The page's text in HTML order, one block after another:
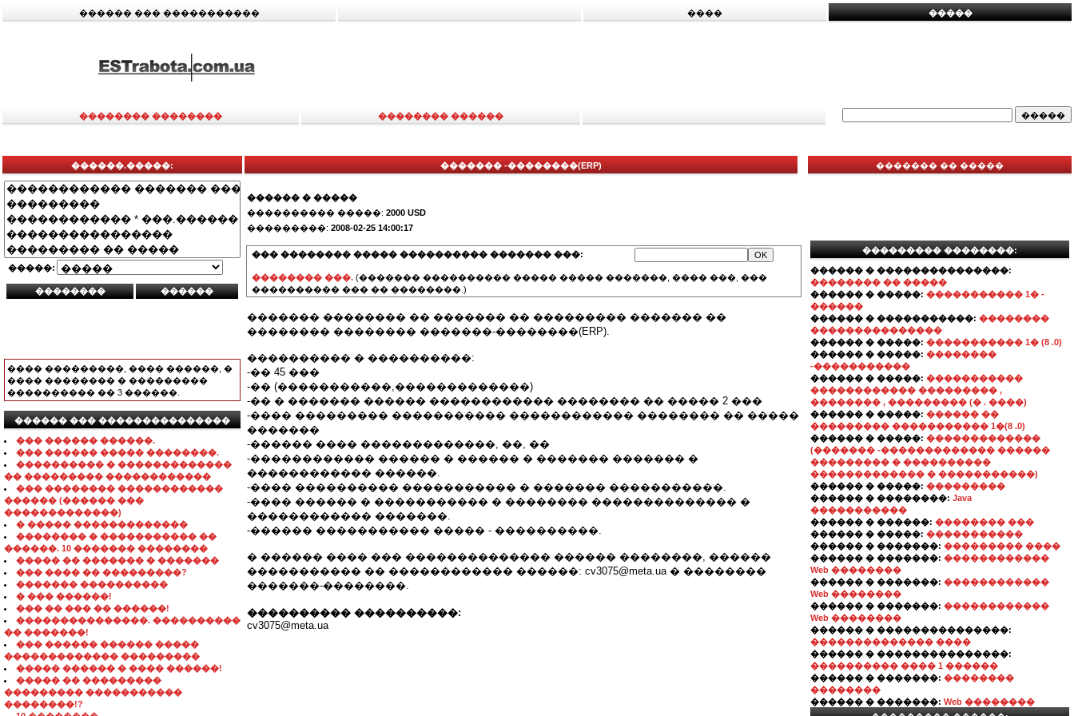
������ ��� ����������� ���� �����
�������� �������� �������� ������
������.�����:
�����:
���� ���������, ���� ������, �
���� �������� � ���������
���������� �� 3 ������.
������ ��� ���������������
��� ������ ������.
��� ������ ����� ��������.
���������� � �������������
�� ��������� ������������
��� �������� ������������
������ (������ ���
�������������)
� ����� �������������
�������� � ����������� ��
������. 10 ������� ��������
����� �� ������� � �������
��� ���� �� ���������?
������� ����������
� ��� ������!
��� �� ��� �� ������!
���������������. ����������
�� �������!
��� ������ ������ �����
������������� ���������
����� ������ � ���� ������!
����� �� ���������
��������� �����������
��������!?
������� -��������(ERP)
������ � �����
���������� �����: 2000 USD
���������: 2008-02-25 14:00:17
��� �������� ����� ���������� ������� ���:
�������� ���. (������� ���������� ����� ����� �������, ���� ���, ���
���������� ��� �� ��������.)
������� �������� �� ������� �� ��������� ������� ��
�������� �������� �������-��������(ERP).
���������� � ����������:
-�� 45 ���
-�� (�����������,�������������)
-�� � ������� ������ ������������ �������� �� ����� 2 ���
-���� ��������� ����������� ������������ �������� �� �����
�������
-������ ���� �������������, ��, ��
-������������ ������ � ������ � ������� ������� �
������������ ������.
-���� ���������� ����������� � ������� �����������.
-���� ������ � ����������� � �������� �������������� �
������������ �������.
-������ ����������� ����� - ����������.
� ������ ���� ��� �������������� ������ ��������, ������
����������� �� ������������ ������: cv3075@meta.ua � ��������
�������-��������.
���������� ����������:
cv3075@meta.ua
������� �� �����
��������� ��������:
������ � ���������������:
�������� �� �����
������ � �����: ����������� 1� -
������
������ � �����������: ��������
���������������
������ � �����: ����������� 1� (8 .0)
������ � �����: ��������
-�����������
������ � �����: �����������
������������ ��������� ,
�������� , ��������� (� . ����)
������ � �����: ������ ��
��������� ����������� 1�(8 .0)
������ � �����: �������������
(������� -������������� ������
��������� � ����������
������������� � �����������)
������ � �����: ���������
������ � ��������: Java
�����������
������ � ������: �������� ���
������ � �����: �����������
������ � �������: ��������� ����
������ � �������: ������������
Web ��������
������ � �������: ������������
Web ��������
������ � �������: ������������
Web ��������
������ � ���������������:
�������������� ����
������ � ���������������:
���������� ���� 1 ������
������ � �������: ��������
��������
������ � �������: Web ��������